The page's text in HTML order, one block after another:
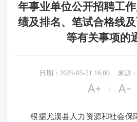
年事业单位公开招聘工
绩及排名、笔试合格线
等有关事项的
日期：2025-05-21 16:00 来源
 
根据尤溪县人力资源和社会保